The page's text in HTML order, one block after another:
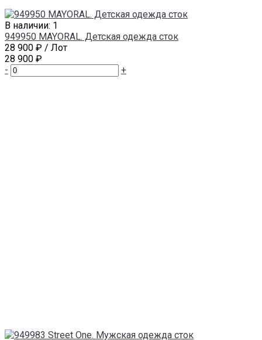
В наличии: 1
949950 MAYORAL. Детская одежда сток
28 900 ₽ / Лот
28 900 ₽
-
+